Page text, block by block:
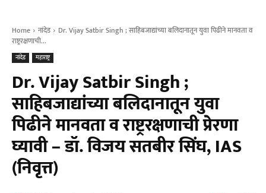
Home नांदेड
Dr. Vijay Satbir Singh ; साहिबजाद्यांच्या बलिदानातून युवा पिढीने मानवता व
राष्ट्ररक्षणाची...
नांदेड महाराष्ट्र
Dr. Vijay Satbir Singh ;
साहिबजाद्यांच्या बलिदानातून युवा
पिढीने मानवता व राष्ट्ररक्षणाची प्रेरणा
घ्यावी – डॉ. विजय सतबीर सिंघ, IAS
(निवृत्त)